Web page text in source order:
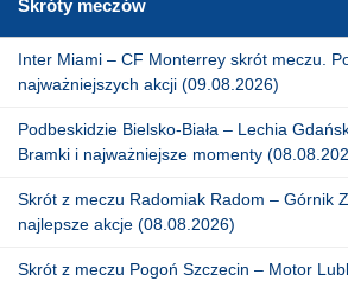
Skróty meczów
Inter Miami – CF Monterrey skrót meczu.
najważniejszych akcji (09.08.2026)
Podbeskidzie Bielsko-Biała – Lechia
Bramki i najważniejsze momenty
Skrót z meczu Radomiak Radom – Górnik
najlepsze akcje (08.08.2026)
Skrót z meczu Pogoń Szczecin – Motor